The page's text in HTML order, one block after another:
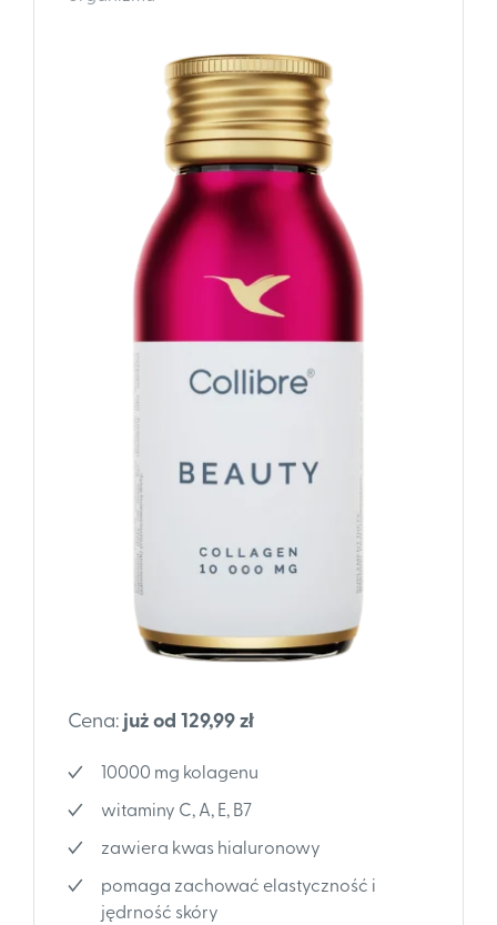
Cena: już od 129,99 zł
10000 mg kolagenu
witaminy C, A, E, B7
zawiera kwas hialuronowy
pomaga zachować elastyczność i
jędrność skóry